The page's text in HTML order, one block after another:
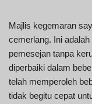
Majlis kegemaran
cemerlang. Ini
pemesejan tanpa
diperbaiki dalam
telah memperoleh
tidak begitu cepat